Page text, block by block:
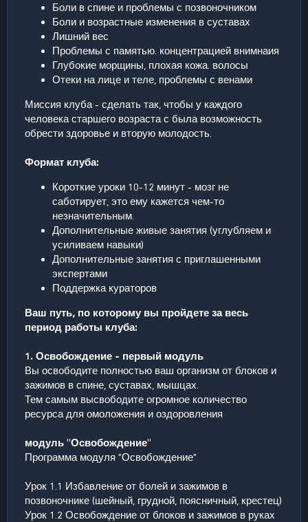
Боли в спине и проблемы с позвоночником
Боли и возрастные изменения в суставах
Лишний вес
Проблемы с памятью. концентрацией внимнаия
Глубокие морщины, плохая кожа. волосы
Отеки на лице и теле, проблемы с венами
Миссия клуба - сделать так, чтобы у каждого
человека старшего возраста с была возможность
обрести здоровье и вторую молодость.
Формат клуба:
Короткие уроки 10-12 минут - мозг не
саботирует, это ему кажется чем-то
незначительным.
Дополнительные живые занятия (углубляем и
усиливаем навыки)
Дополнительные занятия с приглашенными
экспертами
Поддержка кураторов
Ваш путь, по которому вы пройдете за весь
период работы клуба:
1. Освобождение - первый модуль
Вы освободите полностью ваш организм от блоков и
зажимов в спине, суставах, мышцах.
Тем самым высвободите огромное количество
ресурса для омоложения и оздоровления
модуль "Освобождение"
Программа модуля "Освобождение"
Урок 1.1 Избавление от болей и зажимов в
позвоночнике (шейный, грудной, поясничный, крестец)
Урок 1.2 Освобождение от блоков и зажимов в руках